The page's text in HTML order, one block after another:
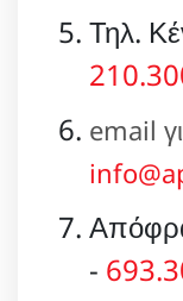
Τηλ.
email
-